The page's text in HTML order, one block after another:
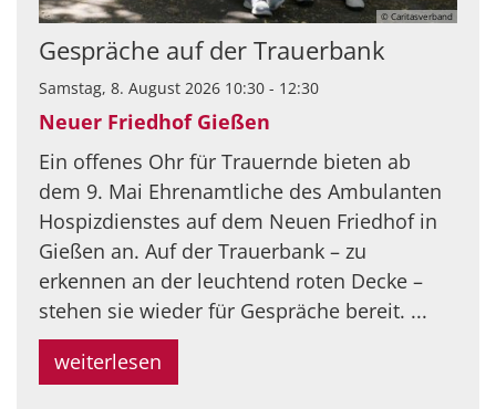
© Caritasverband
Gespräche auf der Trauerbank
Samstag, 8. August 2026 10:30 - 12:30
Neuer Friedhof Gießen
Ein offenes Ohr für Trauernde bieten ab
dem 9. Mai Ehrenamtliche des Ambulanten
Hospizdienstes auf dem Neuen Friedhof in
Gießen an. Auf der Trauerbank – zu
erkennen an der leuchtend roten Decke –
stehen sie wieder für Gespräche bereit. ...
weiterlesen